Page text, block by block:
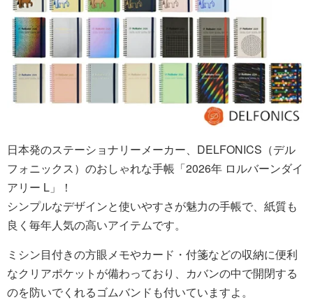
日本発のステーショナリーメーカー、DELFONICS（デル
フォニックス）のおしゃれな手帳「2026年 ロルバーンダイ
アリー L」！
シンプルなデザインと使いやすさが魅力の手帳で、紙質も
良く毎年人気の高いアイテムです。
ミシン目付きの方眼メモやカード・付箋などの収納に便利
なクリアポケットが備わっており、カバンの中で開閉する
のを防いでくれるゴムバンドも付いていますよ。